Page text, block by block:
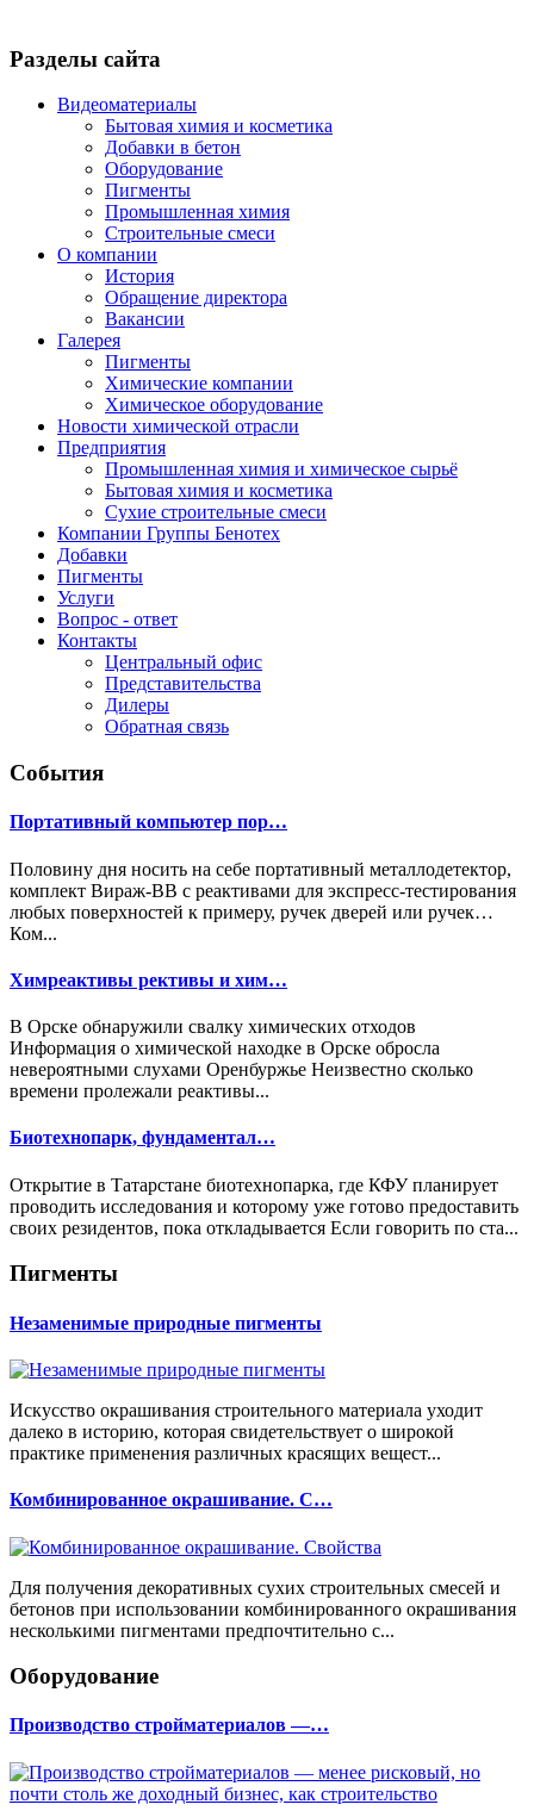
Разделы сайта
Видеоматериалы
Бытовая химия и косметика
Добавки в бетон
Оборудование
Пигменты
Промышленная химия
Строительные смеси
О компании
История
Обращение директора
Вакансии
Галерея
Пигменты
Химические компании
Химическое оборудование
Новости химической отрасли
Предприятия
Промышленная химия и химическое сырьё
Бытовая химия и косметика
Сухие строительные смеси
Компании Группы Бенотех
Добавки
Пигменты
Услуги
Вопрос - ответ
Контакты
Центральный офис
Представительства
Дилеры
Обратная связь
События
Портативный компьютер пор…
Половину дня носить на себе портативный металлодетектор,
комплект Вираж-ВВ с реактивами для экспресс-тестирования
любых поверхностей к примеру, ручек дверей или ручек…
Ком...
Химреактивы рективы и хим…
В Орске обнаружили свалку химических отходов
Информация о химической находке в Орске обросла
невероятными слухами Оренбуржье Неизвестно сколько
времени пролежали реактивы...
Биотехнопарк, фундаментал…
Открытие в Татарстане биотехнопарка, где КФУ планирует
проводить исследования и которому уже готово предоставить
своих резидентов, пока откладывается Если говорить по ста...
Пигменты
Незаменимые природные пигменты
Искусство окрашивания строительного материала уходит
далеко в историю, которая свидетельствует о широкой
практике применения различных красящих вещест...
Комбинированное окрашивание. С…
Для получения декоративных сухих строительных смесей и
бетонов при использовании комбинированного окрашивания
несколькими пигментами предпочтительно с...
Оборудование
Производство стройматериалов —…